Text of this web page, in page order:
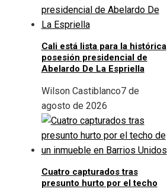
Cali está lista para la histórica
posesión presidencial de
Abelardo De La Espriella
Wilson Castiblanco7 de
agosto de 2026
Cuatro capturados tras
presunto hurto por el techo